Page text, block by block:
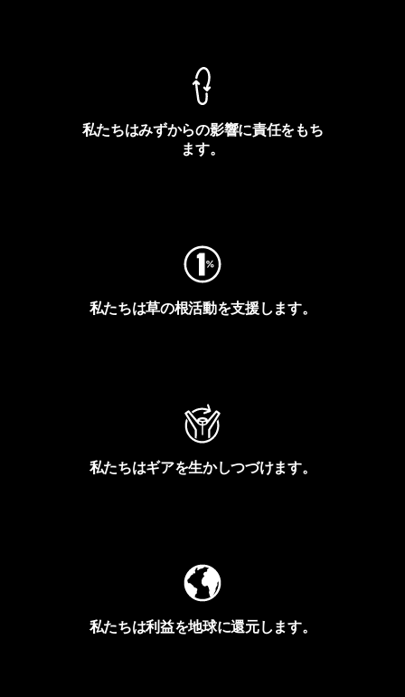
私たちはみずからの影響に責任をもち
ます。
私たちは草の根活動を支援します。
私たちはギアを生かしつづけます。
私たちは利益を地球に還元します。